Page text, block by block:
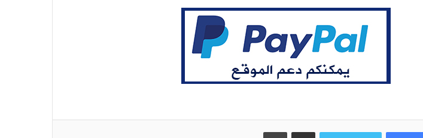
مشاركة عبر البريد طباعة